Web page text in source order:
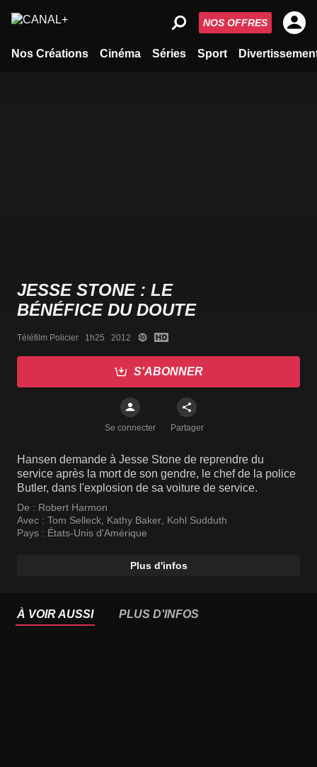
Nos Créations Cinéma Séries Sport
NOS OFFRES
JESSE STONE : LE
BÉNÉFICE DU DOUTE
Téléfilm Policier   1h25   2012
S'ABONNER
Se connecter Partager
Hansen demande à Jesse Stone de reprendre du
service après la mort de son gendre, le chef de la police
Butler, dans l'explosion de sa voiture de service.
De : Robert Harmon
Avec : Tom Selleck Kathy Baker Kohl Sudduth
Pays : États-Unis d'Amérique
Plus d'infos
À VOIR AUSSI PLUS D'INFOS